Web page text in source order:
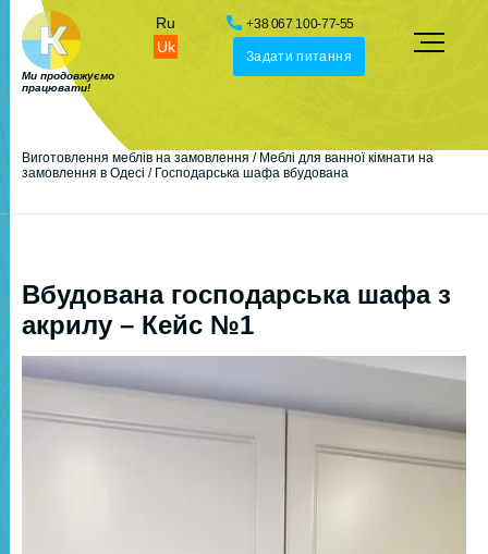
Ми продовжуємо
працювати!
Uk
Ru +38 067 100-77-55
Задати питання
Виготовлення меблів на замовлення / Меблі для ванної кімнати на
замовлення в Одесі / Господарська шафа вбудована
Вбудована господарська шафа з
акрилу – Кейс №1